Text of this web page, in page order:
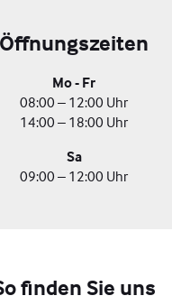
Öffnungszeiten
Mo - Fr
08:00 – 12:00 Uhr
14:00 – 18:00 Uhr
Sa
09:00 – 12:00 Uhr
finden Sie uns